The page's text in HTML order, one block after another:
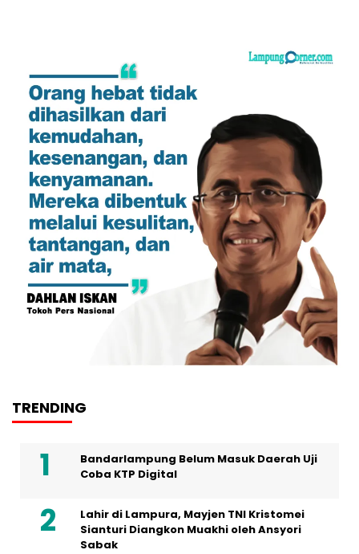
TRENDING
Bandarlampung Belum Masuk Daerah Uji
Coba KTP Digital
Lahir di Lampura, Mayjen TNI Kristomei
Sianturi Diangkon Muakhi oleh Ansyori
Sabak